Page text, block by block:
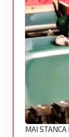
MAI STANCA